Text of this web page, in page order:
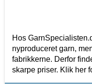
Hos
nyproduceret garn,
fabrikkerne. Derfor
skarpe priser. Klik her